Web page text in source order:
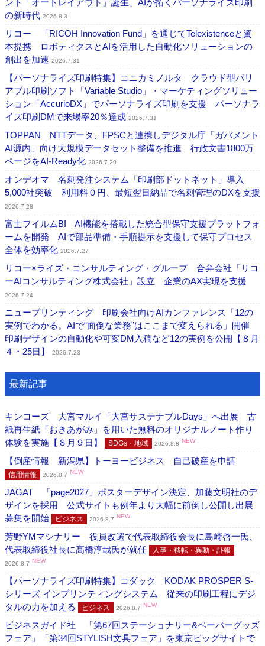
ント「オートレイアウト」誕生、AIが拓くパーソナライズ印刷
の新時代 2026.8.3
リコー 「RICOH Innovation Fund」を通じてTelexistenceと資
本提携 ロボティクスとAIを活用した自動化ソリューションの
創出を加速 2026.7.31
【パーソナライズ印刷特集】コニカミノルタ クラウド型バリ
アブル印刷ソフト「Variable Studio」・マーケティングソリュー
ション「AccurioDX」でパーソナライズ印刷を支援 パーソナラ
イズ印刷DMで来場率20％達成 2026.7.31
TOPPAN NTTデータ、FPSCと連携しデジタル庁「ガバメント
AI源内」向け大規模データセット整備を推進 行政文書1800万
ページをAI-Ready化 2026.7.29
オンデオマ 名刺発注システム「印刷部ドットネット」導入
5,000社突破 利用料０円、最短翌日納品で名刺管理のDXを支援
2026.7.28
富士フイルムBI AI機能を搭載した統合型保守支援プラットフォ
ームを開発 AIで部品準備・手順提示を支援して保守プロセス
全体を効率化 2026.7.27
リコー×ライズ・コンサルティング・グループ 合弁会社「リコ
ーAIコンサルティング株式会社」設立 企業のAX実現を支援
2026.7.24
ニュープリンティング 印刷会社向けAIカンファレンス「12の
実例でわかる。AIで“面倒な業務”はここまで変えられる」開催
印刷デザインの自動化や可変DM入稿など12の実例を公開【８月
４・25日】
2026.7.23
最新記事
キンコーズ 大宮マルイ「大宮サステナブルDays」へ出展 古
紙再生紙「おきあがみ」を用いた無料のオリジナルノート作り
体験を実施【８月９日】
SDGs・地域 2026.8.8 NEW
【倒産情報 新潟県】トーヨービジネス 自己破産を申請
信用情報 2026.8.7 NEW
JAGAT 「page2027」ポスターデザイン決定、加藤文明社のデ
ザインを採用 公式サイトも例年より大幅に前倒し公開し出展
募集を開始
ビジネス 2026.8.7 NEW
芳野YMマシナリー 役員改選で代表取締役会長に島崎啓一氏、
代表取締役社長に髙橋淳哉氏が就任
人事・移転・異動・訃報
2026.8.7 NEW
【パーソナライズ印刷特集】コダック KODAK PROSPER S-
シリーズ インプリンティングシステム 従来の印刷工程にデジ
タルの力を加える
ビジネス 2026.8.7 NEW
ビジネスガイド社 「第67回ステーショナリー&ペーパーグッズ
フェア」「第34回STYLISH文具フェア」を東京ビッグサイトで